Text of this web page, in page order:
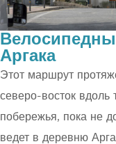
Аргака
Этот маршрут
северо-восток
побережья, пока не
ведет в деревню